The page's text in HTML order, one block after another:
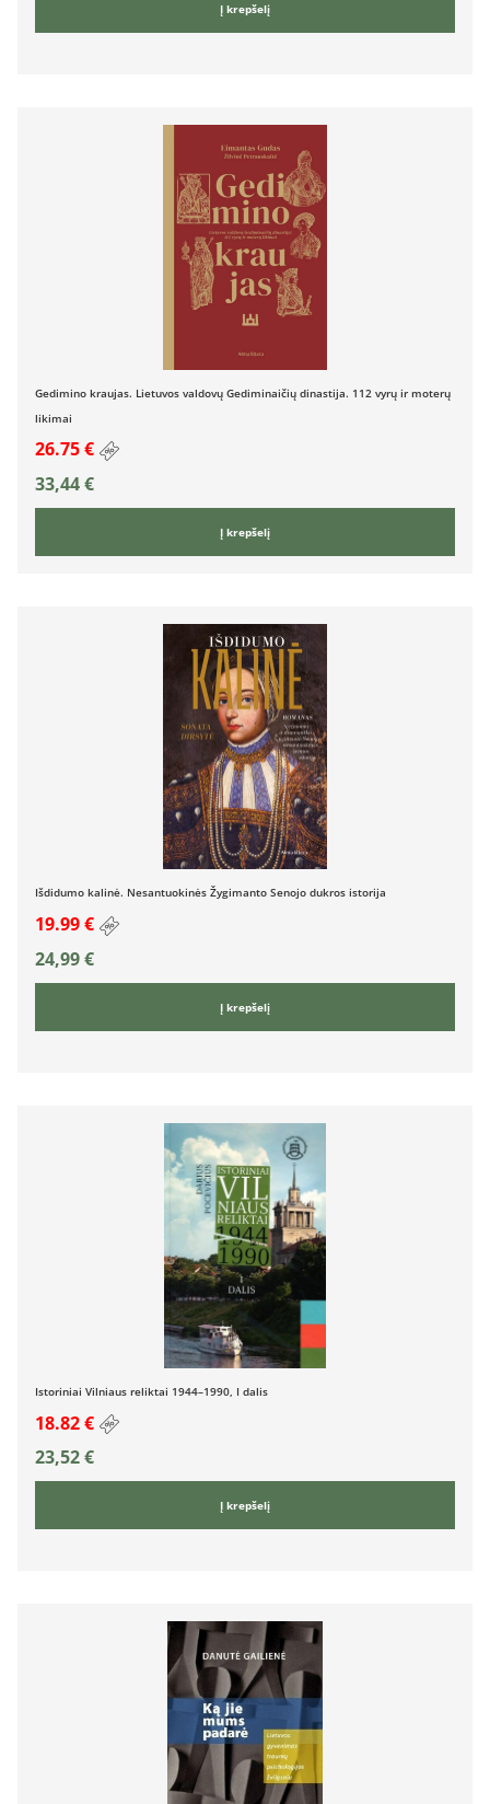
Į krepšelį
Gedimino kraujas. Lietuvos valdovų Gediminaičių dinastija. 112 vyrų ir moterų
likimai
26.75 €
33,44€
Į krepšelį
Išdidumo kalinė. Nesantuokinės Žygimanto Senojo dukros istorija
19.99 €
24,99€
Į krepšelį
Istoriniai Vilniaus reliktai 1944–1990, I dalis
18.82 €
23,52€
Į krepšelį